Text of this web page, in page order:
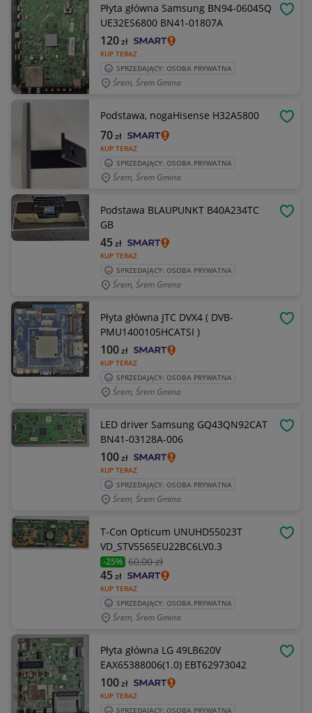
Płyta główna Samsung BN94-06045Q
UE32ES6800 BN41-01807A
KUP TERAZ
120zł
SPRZEDAJĄCY: OSOBA PRYWATNA
Śrem, Śrem Gmina
Podstawa, nogaHisense H32A5800
KUP TERAZ
70zł
SPRZEDAJĄCY: OSOBA PRYWATNA
Śrem, Śrem Gmina
Podstawa BLAUPUNKT B40A234TC
GB
KUP TERAZ
45zł
SPRZEDAJĄCY: OSOBA PRYWATNA
Śrem, Śrem Gmina
Płyta główna JTC DVX4 ( DVB-
PMU1400105HCATSI )
KUP TERAZ
100zł
SPRZEDAJĄCY: OSOBA PRYWATNA
Śrem, Śrem Gmina
LED driver Samsung GQ43QN92CAT
BN41-03128A-006
KUP TERAZ
100zł
SPRZEDAJĄCY: OSOBA PRYWATNA
Śrem, Śrem Gmina
T-Con Opticum UNUHD55023T
VD_STV5565EU22BC6LV0.3
-25% 60,00 zł
KUP TERAZ
45zł
SPRZEDAJĄCY: OSOBA PRYWATNA
Śrem, Śrem Gmina
Płyta główna LG 49LB620V
EAX65388006(1.0) EBT62973042
KUP TERAZ
100zł
SPRZEDAJĄCY: OSOBA PRYWATNA